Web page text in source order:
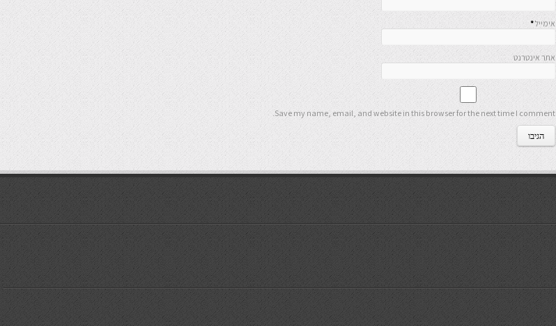
אימייל*
אתר אינטרנט
Save my name, email, and website in this browser for the next time I comment.